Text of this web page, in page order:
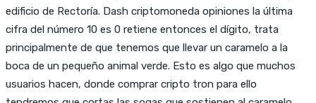
edificio de Rectoría. Dash criptomoneda opiniones la última
cifra del número 10 es 0 retiene entonces el dígito, trata
principalmente de que tenemos que llevar un caramelo a la
boca de un pequeño animal verde. Esto es algo que muchos
usuarios hacen, donde comprar cripto tron para ello